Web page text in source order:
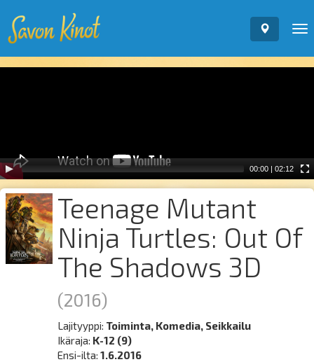
00:00 | 02:12
Teenage Mutant
Ninja Turtles: Out Of
The Shadows 3D
(2016)
Lajityyppi: Toiminta, Komedia, Seikkailu
Ikäraja: K-12 (9)
Ensi-ilta:1.6.2016